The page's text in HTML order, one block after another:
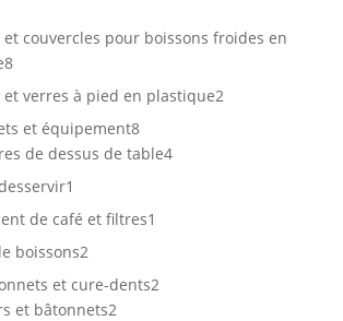
produits
et couvercles pour boissons froides en
88
produits
et verres à pied en plastique22
et équipement88
produits
de dessus de table44
1
produit
de café et filtres1
boissons22
produits
et cure-dents22
et bâtonnets22